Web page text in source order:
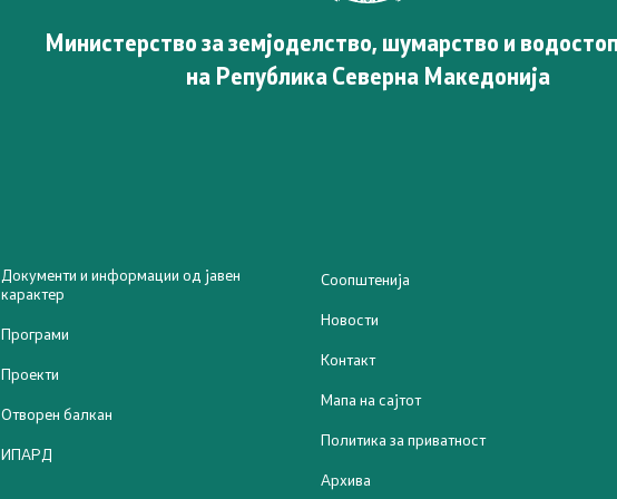
Проекти Отворен Балкан
Министерство за земјоделство, шумарство и
на Република Северна Македонија
Документи и информации од јавен
карактер
Програми
Проекти
Отворен балкан
ИПАРД
Соопштенија
Новости
Контакт
Мапа на сајтот
Политика за приватност
Архива